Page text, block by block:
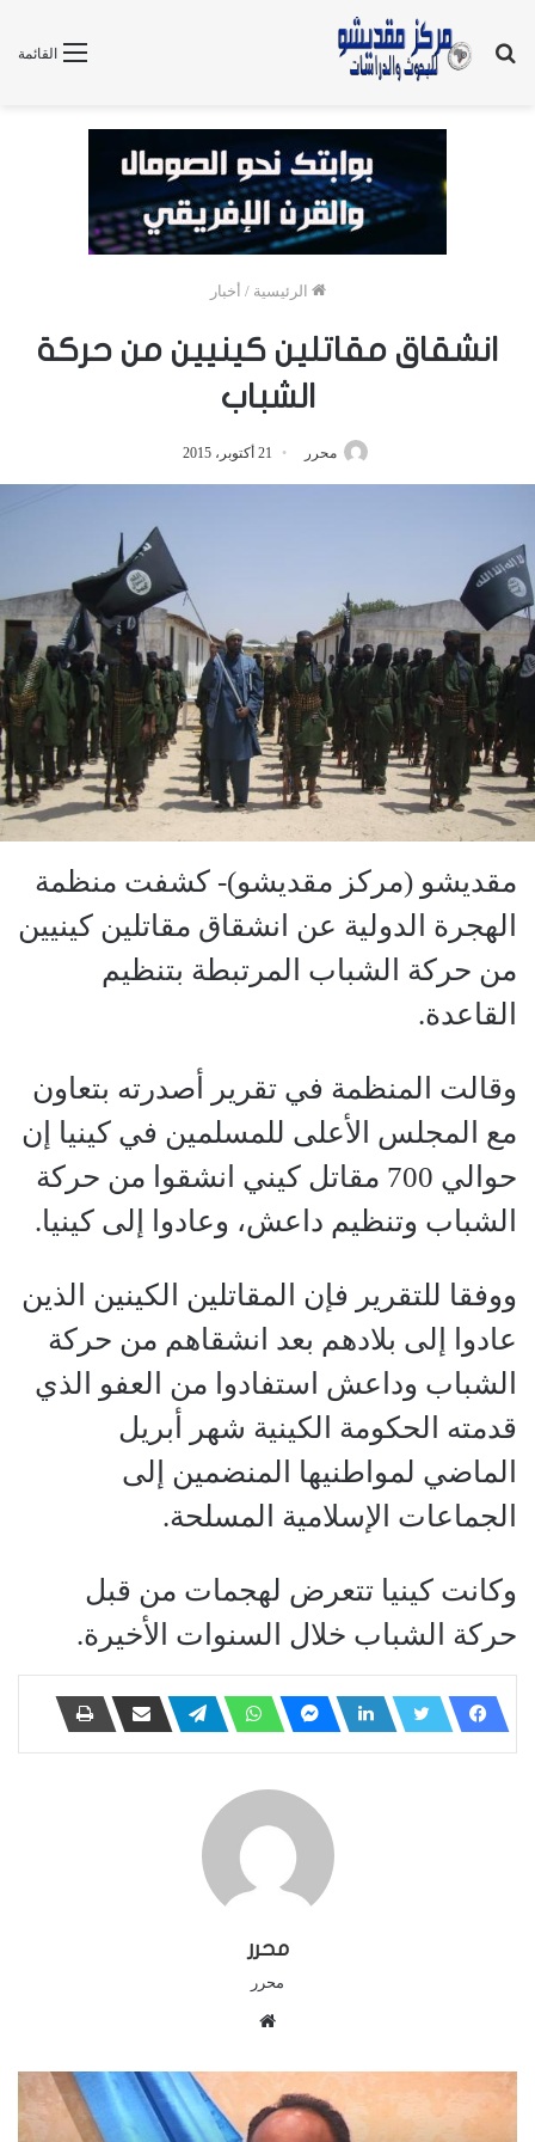
القائمة
بحث
الرئيسية / أخبار
انشقاق مقاتلين كينيين من حركة
الشباب
محرر 21 أكتوبر، 2015
مقديشو (مركز مقديشو)- كشفت منظمة
الهجرة الدولية عن انشقاق مقاتلين كينيين
من حركة الشباب المرتبطة بتنظيم
القاعدة.
وقالت المنظمة في تقرير أصدرته بتعاون
مع المجلس الأعلى للمسلمين في كينيا إن
حوالي 700 مقاتل كيني انشقوا من حركة
الشباب وتنظيم داعش، وعادوا إلى كينيا.
ووفقا للتقرير فإن المقاتلين الكينين الذين
عادوا إلى بلادهم بعد انشقاهم من حركة
الشباب وداعش استفادوا من العفو الذي
قدمته الحكومة الكينية شهر أبريل
الماضي لمواطنيها المنضمين إلى
الجماعات الإسلامية المسلحة.
وكانت كينيا تتعرض لهجمات من قبل
حركة الشباب خلال السنوات الأخيرة.
محرر
محرر
ا